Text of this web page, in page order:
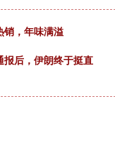
销，年味满溢
报后，伊朗终于挺直